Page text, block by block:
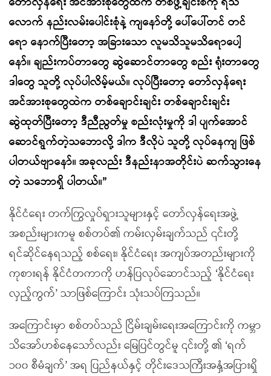
လောက် နည်းလမ်းပေါင်းစုံနဲ့ ကျနော်တို့ ပေါ်ပေါ်တင် တင်
ရော နောက်ပြီးတော့ အခြားသော လူမသိသူမသိရောပေါ့
နော်။ ချည်းကပ်တာတွေ ဆွဲဆောင်တာတွေ စည်း ရုံးတာတွေ
ဒါတွေ သူတို့ လုပ်ပါလိမ့်မယ်။ လုပ်ပြီးတော့ တော်လှန်ရေး
အင်အားစုတွေထဲက တစ်ချောင်းချင်း တစ်ချောင်းချင်း
ဆွဲထုတ်ပြီးတော့ ဒီညီညွတ်မှု စည်းလုံးမှုကို ဒါ ပျက်အောင်
ဆောင်ရွက်တဲ့သဘောလို့ ဒါက ဒီလိုပဲ သူတို့ လုပ်နေကျ ဖြစ်
ပါတယ်ဗျာနော်။ အခုလည်း ဒီနည်းနာအတိုင်းပဲ ဆက်သွားနေ
တဲ့ သဘောရှိ ပါတယ်။”
နိုင်ငံရေး တက်ကြွလှုပ်ရှားသူများနှင့် တော်လှန်ရေးအဖွဲ့
အစည်းများကမူ စစ်တပ်၏ ကမ်းလှမ်းချက်သည် ၎င်းတို့
ရင်ဆိုင်နေရသည့် စစ်ရေး၊ နိုင်ငံရေး အကျပ်အတည်းများကို
ကုစားရန် နိုင်ငံတကာကို ဟန်ပြလုပ်ဆောင်သည့် ‘နိုင်ငံရေး
လှည့်ကွက်’ သာဖြစ်ကြောင်း သုံးသပ်ကြသည်။
အကြောင်းမှာ စစ်တပ်သည် ငြိမ်းချမ်းရေးအကြောင်းကို ကမ္ဘာ
သိအော်ဟစ်နေသော်လည်း မြေပြင်တွင်မူ ၎င်းတို့ ၏ ‘ရက်
၁၀၀ စီမံချက်’ အရ ပြည်နယ်နှင့် တိုင်းဒေသကြီးအနှံ့အပြားရှိ